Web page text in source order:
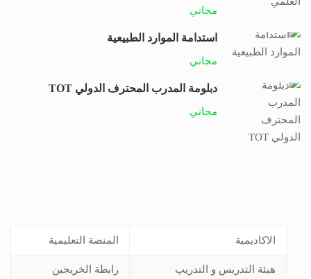
مجاني
استدامة الموارد الطبيعية
مجاني
دبلومة المدرب المحترف الدولي TOT
مجاني
الاكاديمية المنصة التعليمية
هيئة التدريس و التدريب رابطة الخريجين